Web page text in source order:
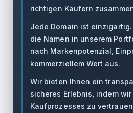
richtigen Käufern
Jede Domain ist
die Namen in unserem
nach Markenpotenzial,
kommerziellem Wert aus.
Wir bieten Ihnen ein
sicheres Erlebnis, indem
Kaufprozesses zu